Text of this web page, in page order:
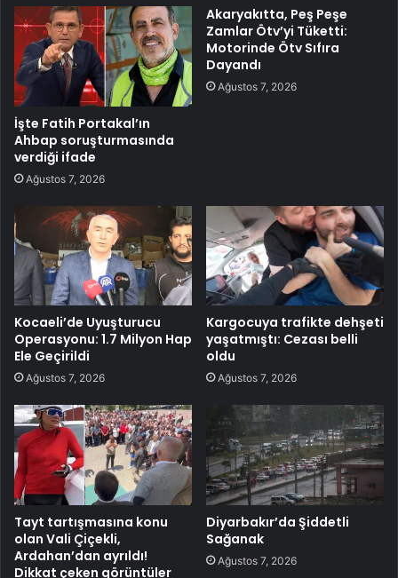
İşte Fatih Portakal’ın
Ahbap soruşturmasında
verdiği ifade
Ağustos 7, 2026
Akaryakıtta, Peş Peşe
Zamlar Ötv’yi Tüketti:
Motorinde Ötv Sıfıra
Dayandı
Ağustos 7, 2026
Kocaeli’de Uyuşturucu
Operasyonu: 1.7 Milyon Hap
Ele Geçirildi
Ağustos 7, 2026
Kargocuya trafikte dehşeti
yaşatmıştı: Cezası belli
oldu
Ağustos 7, 2026
Tayt tartışmasına konu
olan Vali Çiçekli,
Ardahan’dan ayrıldı!
Dikkat çeken görüntüler
Diyarbakır’da Şiddetli
Sağanak
Ağustos 7, 2026